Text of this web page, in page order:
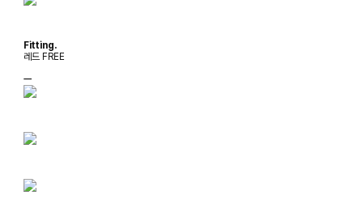
Fitting.
레드 FREE
ㅡ